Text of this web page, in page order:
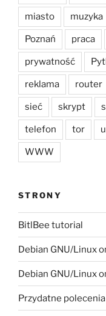
miasto muzyka
Poznań praca
prywatność
reklama router
sieć skrypt
telefon tor
WWW
STRONY
BitlBee tutorial
Debian GNU/Linux
Debian GNU/Linux
Przydatne